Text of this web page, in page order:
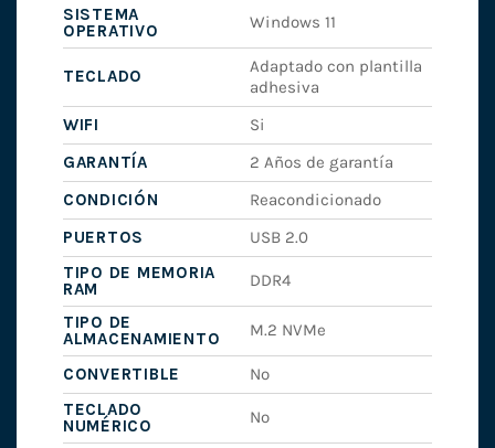
SISTEMA
OPERATIVO
Windows 11
TECLADO
Adaptado con plantilla
adhesiva
WIFI
Si
GARANTÍA
2 Años de garantía
CONDICIÓN
Reacondicionado
PUERTOS
USB 2.0
TIPO DE MEMORIA
RAM
DDR4
TIPO DE
ALMACENAMIENTO
M.2 NVMe
CONVERTIBLE
No
TECLADO
NUMÉRICO
No